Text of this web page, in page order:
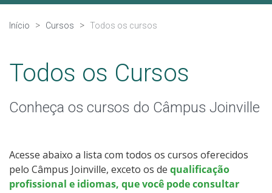
Técnicos Integrados
Técnicos Subsequentes
Qualificação Profissional e Idiomas
Especialização
Início Cursos Todos os cursos
Todos os Cursos
Conheça os cursos do Câmpus Joinville
Acesse abaixo a lista com todos os cursos oferecidos
pelo Câmpus Joinville, exceto os de qualificação
profissional e idiomas, que você pode consultar